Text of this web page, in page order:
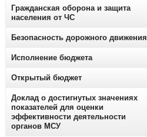
Гражданская оборона и защита
населения от ЧС
Безопасность дорожного движения
Исполнение бюджета
Открытый бюджет
Доклад о достигнутых значениях
показателей для оценки
эффективности деятельности
органов МСУ